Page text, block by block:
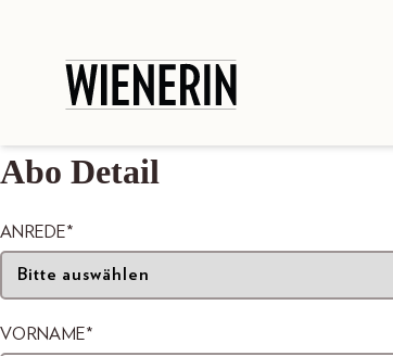
Abo Detail
ANREDE*
VORNAME*